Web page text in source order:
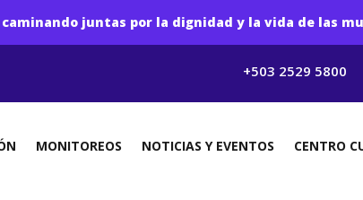
juntas por la dignidad y la vida de las
+503 2529 5800
MONITOREOS NOTICIAS Y EVENTOS CENTRO